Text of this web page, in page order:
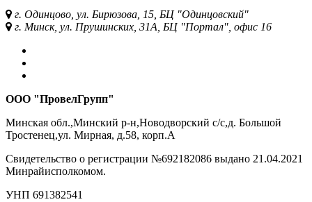
г. Одинцово, ул. Бирюзова, 15, БЦ "Одинцовский"
г. Минск, ул. Прушинских, 31А, БЦ "Портал", офис 16
ООО "ПровелГрупп"
Минская обл.,Минский р-н,Новодворский с/с,д. Большой
Тростенец,ул. Мирная, д.58, корп.А
Свидетельство о регистрации №692182086 выдано 21.04.2021
Минрайисполкомом.
УНП 691382541